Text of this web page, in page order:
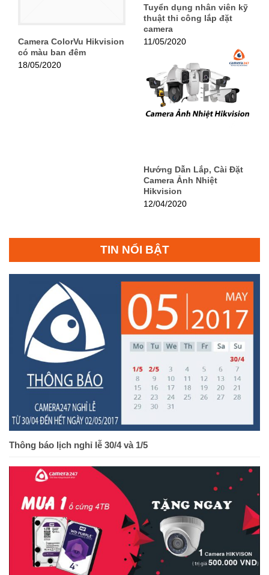
Camera ColorVu Hikvision
có màu ban đêm
18/05/2020
Tuyển dụng nhân viên kỹ
thuật thi công lắp đặt
camera
11/05/2020
Hướng Dẫn Lắp, Cài Đặt
Camera Ảnh Nhiệt
Hikvision
12/04/2020
TIN NỔI BẬT
Thông báo lịch nghỉ lễ 30/4 và 1/5